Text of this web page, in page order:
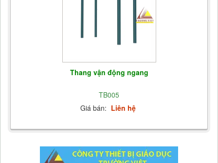
Thang vận động ngang
TB005
Giá bán: Liên hệ